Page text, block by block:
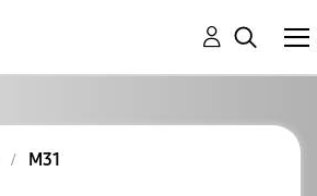
M31